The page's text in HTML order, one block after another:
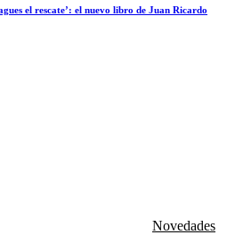
el rescate’: el nuevo libro de Juan Ricardo
Novedades